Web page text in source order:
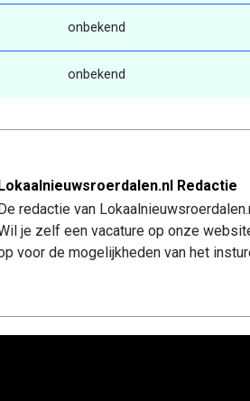
onbekend
onbekend
Lokaalnieuwsroerdalen.nl Redactie
De redactie van
je zelf een vacature op onze
voor de mogelijkheden van het